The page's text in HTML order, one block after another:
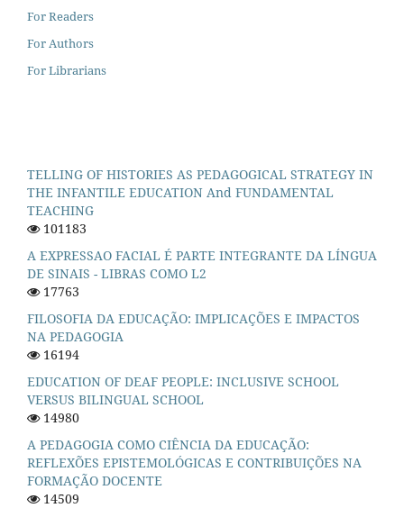
For Readers
For Authors
For Librarians
TELLING OF HISTORIES AS PEDAGOGICAL STRATEGY IN
THE INFANTILE EDUCATION And FUNDAMENTAL
TEACHING
101183
A EXPRESSAO FACIAL É PARTE INTEGRANTE DA LÍNGUA
DE SINAIS - LIBRAS COMO L2
17763
FILOSOFIA DA EDUCAÇÃO: IMPLICAÇÕES E IMPACTOS
NA PEDAGOGIA
16194
EDUCATION OF DEAF PEOPLE: INCLUSIVE SCHOOL
VERSUS BILINGUAL SCHOOL
14980
A PEDAGOGIA COMO CIÊNCIA DA EDUCAÇÃO:
REFLEXÕES EPISTEMOLÓGICAS E CONTRIBUIÇÕES NA
FORMAÇÃO DOCENTE
14509